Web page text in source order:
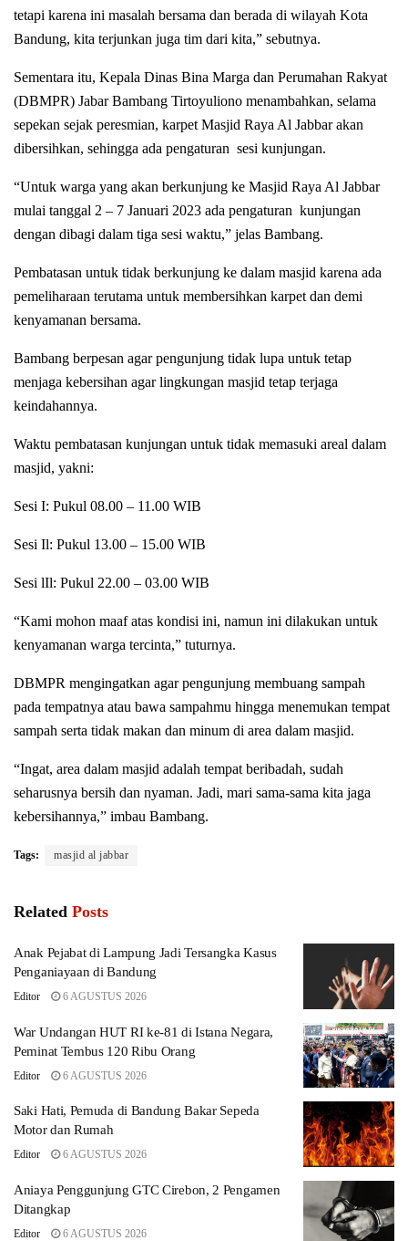
tetapi karena ini masalah bersama dan berada di wilayah Kota
Bandung, kita terjunkan juga tim dari kita,” sebutnya.
Sementara itu, Kepala Dinas Bina Marga dan Perumahan Rakyat
(DBMPR) Jabar Bambang Tirtoyuliono menambahkan, selama
sepekan sejak peresmian, karpet Masjid Raya Al Jabbar akan
dibersihkan, sehingga ada pengaturan sesi kunjungan.
“Untuk warga yang akan berkunjung ke Masjid Raya Al Jabbar
mulai tanggal 2 – 7 Januari 2023 ada pengaturan kunjungan
dengan dibagi dalam tiga sesi waktu,” jelas Bambang.
Pembatasan untuk tidak berkunjung ke dalam masjid karena ada
pemeliharaan terutama untuk membersihkan karpet dan demi
kenyamanan bersama.
Bambang berpesan agar pengunjung tidak lupa untuk tetap
menjaga kebersihan agar lingkungan masjid tetap terjaga
keindahannya.
Waktu pembatasan kunjungan untuk tidak memasuki areal dalam
masjid, yakni:
Sesi I: Pukul 08.00 – 11.00 WIB
Sesi Il: Pukul 13.00 – 15.00 WIB
Sesi lIl: Pukul 22.00 – 03.00 WIB
“Kami mohon maaf atas kondisi ini, namun ini dilakukan untuk
kenyamanan warga tercinta,” tuturnya.
DBMPR mengingatkan agar pengunjung membuang sampah
pada tempatnya atau bawa sampahmu hingga menemukan tempat
sampah serta tidak makan dan minum di area dalam masjid.
“Ingat, area dalam masjid adalah tempat beribadah, sudah
seharusnya bersih dan nyaman. Jadi, mari sama-sama kita jaga
kebersihannya,” imbau Bambang.
Tags: masjid al jabbar
Related Posts
Anak Pejabat di Lampung Jadi Tersangka Kasus
Penganiayaan di Bandung
Editor 6 AGUSTUS 2026
War Undangan HUT RI ke-81 di Istana Negara,
Peminat Tembus 120 Ribu Orang
Editor 6 AGUSTUS 2026
Saki Hati, Pemuda di Bandung Bakar Sepeda
Motor dan Rumah
Editor 6 AGUSTUS 2026
Aniaya Penggunjung GTC Cirebon, 2 Pengamen
Ditangkap
Editor 6 AGUSTUS 2026